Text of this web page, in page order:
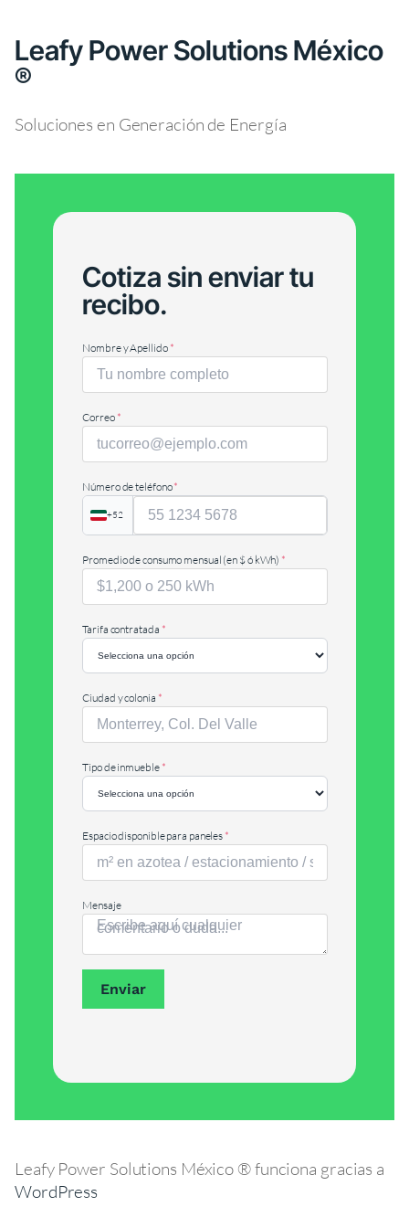
Leafy Power Solutions México
®
Soluciones en Generación de Energía
Cotiza sin enviar tu
recibo.
Nombre y Apellido *
Correo *
Número de teléfono*
+52
Promedio de consumo mensual (en $ ó kWh) *
Tarifa contratada *
Ciudad y colonia *
Tipo de inmueble *
Espacio disponible para paneles *
Mensaje
Enviar
Leafy Power Solutions México ® funciona gracias a
WordPress